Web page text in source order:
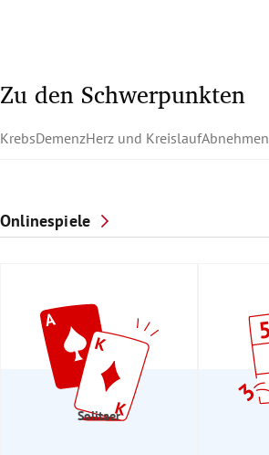
Zu den Schwerpunkten
KrebsDemenzHerz und KreislaufAbnehmen
Onlinespiele
Solitaer